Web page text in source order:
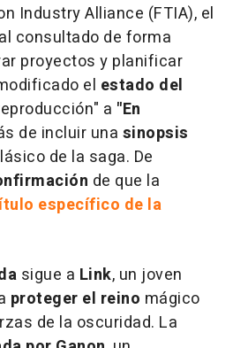
Industry Alliance (FTIA), el
consultado de forma
proyectos y planificar
el estado del
a "En
de incluir una sinopsis
de la saga. De
de que la
específico de la
sigue a Link, un joven
proteger el reino mágico
de la oscuridad. La